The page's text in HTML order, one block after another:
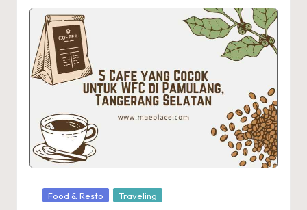
Posted
Food & Resto Traveling